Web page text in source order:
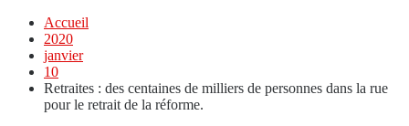
Accueil
2020
janvier
10
Retraites : des centaines de milliers de personnes dans la rue
pour le retrait de la réforme.